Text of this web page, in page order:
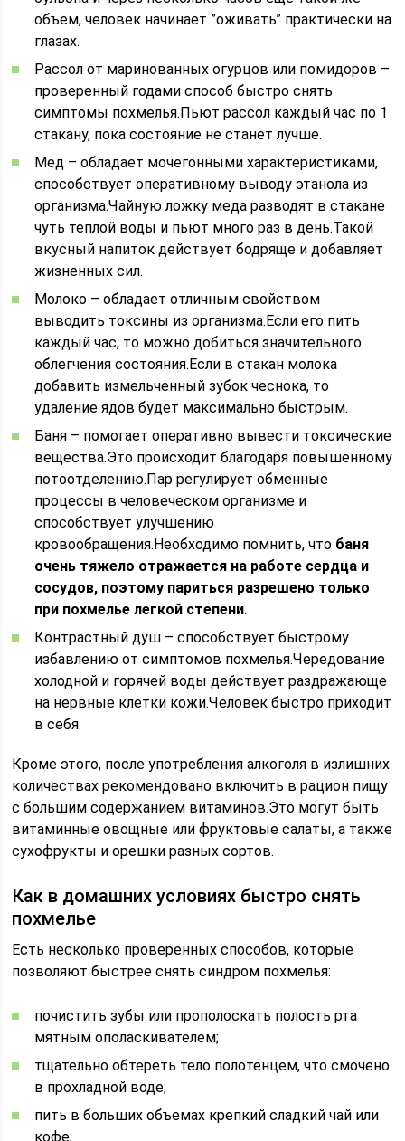
объем, человек начинает ”оживать” практически на
глазах.
Рассол от маринованных огурцов или помидоров –
проверенный годами способ быстро снять
симптомы похмелья.Пьют рассол каждый час по 1
стакану, пока состояние не станет лучше.
Мед – обладает мочегонными характеристиками,
способствует оперативному выводу этанола из
организма.Чайную ложку меда разводят в стакане
чуть теплой воды и пьют много раз в день.Такой
вкусный напиток действует бодряще и добавляет
жизненных сил.
Молоко – обладает отличным свойством
выводить токсины из организма.Если его пить
каждый час, то можно добиться значительного
облегчения состояния.Если в стакан молока
добавить измельченный зубок чеснока, то
удаление ядов будет максимально быстрым.
Баня – помогает оперативно вывести токсические
вещества.Это происходит благодаря повышенному
потоотделению.Пар регулирует обменные
процессы в человеческом организме и
способствует улучшению
кровообращения.Необходимо помнить, что баня
очень тяжело отражается на работе сердца и
сосудов, поэтому париться разрешено только
при похмелье легкой степени.
Контрастный душ – способствует быстрому
избавлению от симптомов похмелья.Чередование
холодной и горячей воды действует раздражающе
на нервные клетки кожи.Человек быстро приходит
в себя.
Кроме этого, после употребления алкоголя в излишних
количествах рекомендовано включить в рацион пищу
с большим содержанием витаминов.Это могут быть
витаминные овощные или фруктовые салаты, а также
сухофрукты и орешки разных сортов.
Как в домашних условиях быстро снять
похмелье
Есть несколько проверенных способов, которые
позволяют быстрее снять синдром похмелья:
почистить зубы или прополоскать полость рта
мятным ополаскивателем;
тщательно обтереть тело полотенцем, что смочено
в прохладной воде;
пить в больших объемах крепкий сладкий чай или
кофе;